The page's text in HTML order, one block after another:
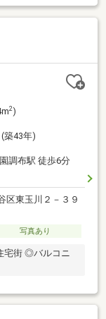
2)
築43年)
調布駅 徒歩6分
東玉川２－３９
写真あり
街 ◎バルコニ